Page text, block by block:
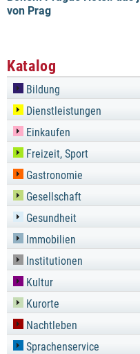
von Prag
Katalog
Bildung
Dienstleistungen
Einkaufen
Freizeit, Sport
Gastronomie
Gesellschaft
Gesundheit
Immobilien
Institutionen
Kultur
Kurorte
Nachtleben
Sprachenservice